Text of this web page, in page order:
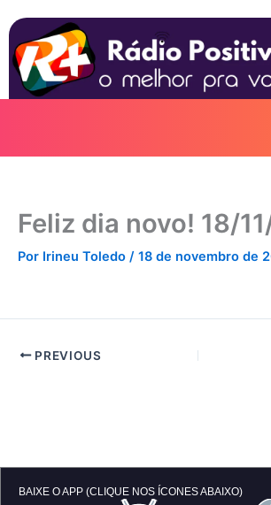
para
conteúdo
Feliz dia novo! 18/
Por Irineu Toledo / 18 de novembro de
PREVIOUS
BAIXE O APP (CLIQUE NOS ÍCONES ABAIXO)